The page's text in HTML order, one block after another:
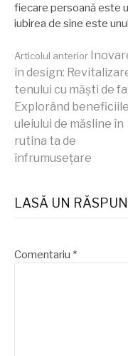
fiecare persoană este
iubirea de sine este
lectura
Articolul anterior
în design:
tenului cu măști de
Explorând beneficiile
uleiului de măsline în
rutina ta de
înfrumusețare
LASĂ UN
Comentariu *